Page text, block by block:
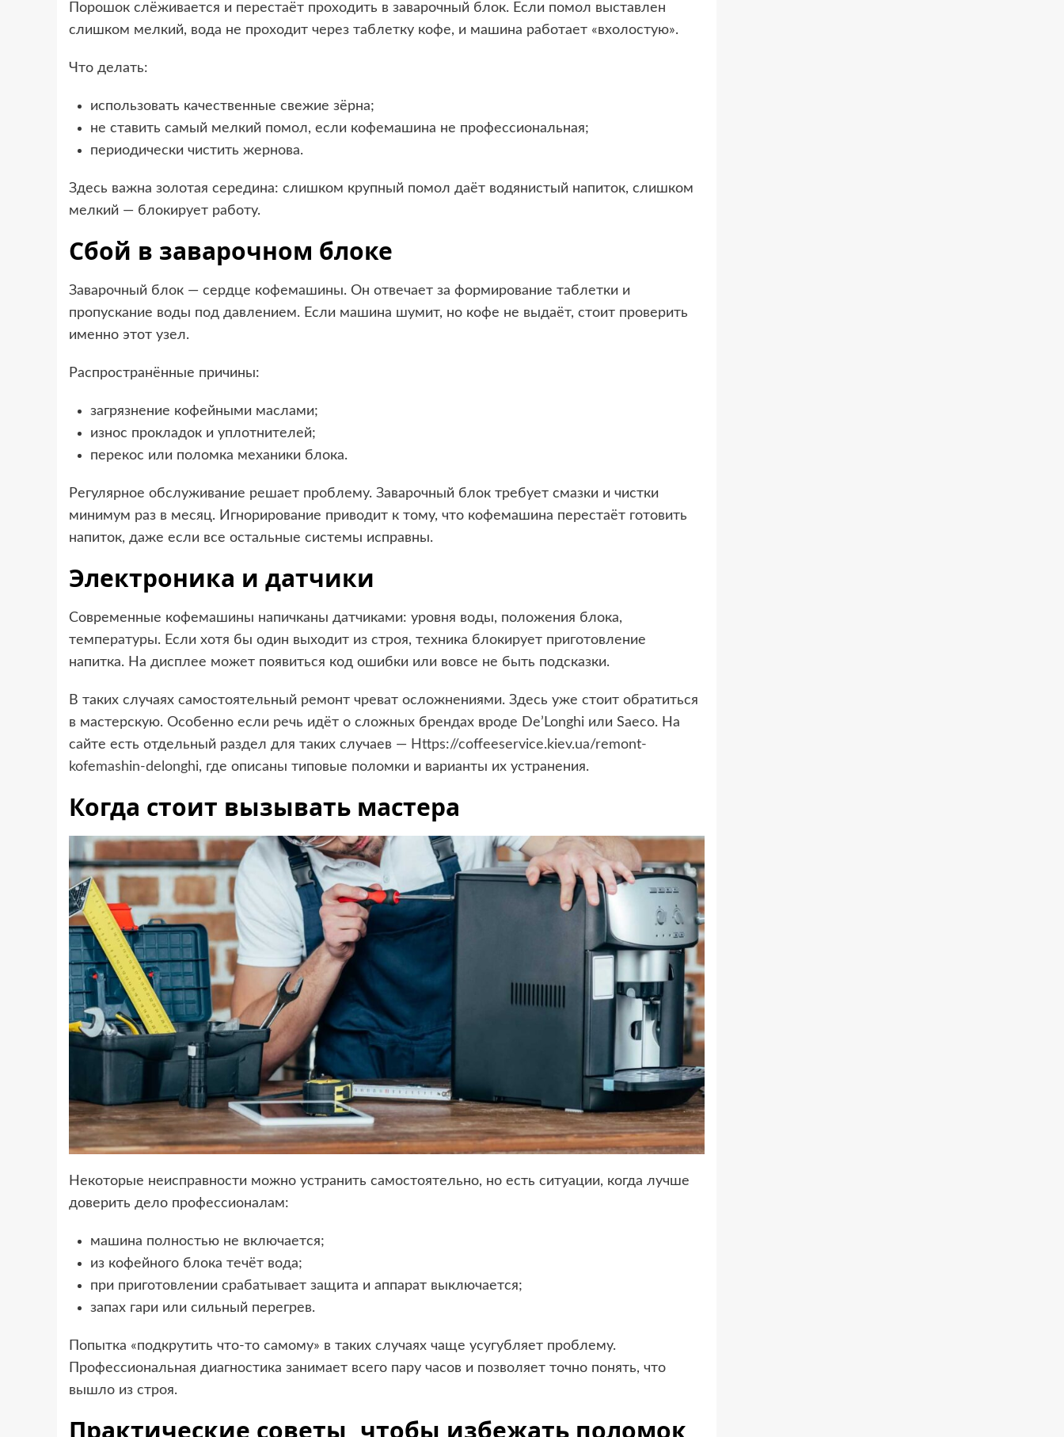
Порошок слёживается и перестаёт проходить в заварочный блок. Если помол выставлен
слишком мелкий, вода не проходит через таблетку кофе, и машина работает «вхолостую».
Что делать:
использовать качественные свежие зёрна;
не ставить самый мелкий помол, если кофемашина не профессиональная;
периодически чистить жернова.
Здесь важна золотая середина: слишком крупный помол даёт водянистый напиток, слишком
мелкий — блокирует работу.
Сбой в заварочном блоке
Заварочный блок — сердце кофемашины. Он отвечает за формирование таблетки и
пропускание воды под давлением. Если машина шумит, но кофе не выдаёт, стоит проверить
именно этот узел.
Распространённые причины:
загрязнение кофейными маслами;
износ прокладок и уплотнителей;
перекос или поломка механики блока.
Регулярное обслуживание решает проблему. Заварочный блок требует смазки и чистки
минимум раз в месяц. Игнорирование приводит к тому, что кофемашина перестаёт готовить
напиток, даже если все остальные системы исправны.
Электроника и датчики
Современные кофемашины напичканы датчиками: уровня воды, положения блока,
температуры. Если хотя бы один выходит из строя, техника блокирует приготовление
напитка. На дисплее может появиться код ошибки или вовсе не быть подсказки.
В таких случаях самостоятельный ремонт чреват осложнениями. Здесь уже стоит обратиться
в мастерскую. Особенно если речь идёт о сложных брендах вроде De’Longhi или Saeco. На
сайте есть отдельный раздел для таких случаев — Https://coffeeservice.kiev.ua/remont-
kofemashin-delonghi, где описаны типовые поломки и варианты их устранения.
Когда стоит вызывать мастера
Некоторые неисправности можно устранить самостоятельно, но есть ситуации, когда лучше
доверить дело профессионалам:
машина полностью не включается;
из кофейного блока течёт вода;
при приготовлении срабатывает защита и аппарат выключается;
запах гари или сильный перегрев.
Попытка «подкрутить что-то самому» в таких случаях чаще усугубляет проблему.
Профессиональная диагностика занимает всего пару часов и позволяет точно понять, что
вышло из строя.
Практические советы, чтобы избежать поломок